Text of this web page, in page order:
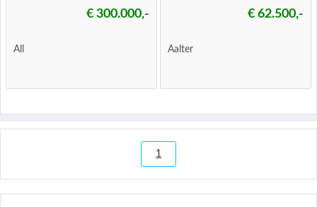
€ 300.000,-
All
€ 62.500,-
Aalter
1